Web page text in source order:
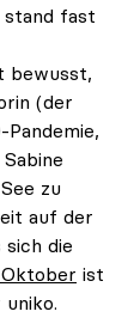
stand fast
bewusst,
(der
zu
auf der
die
ist